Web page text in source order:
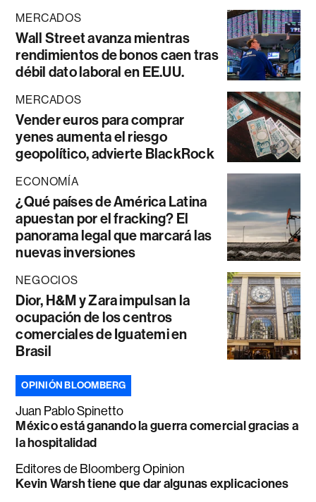
MERCADOS
Wall Street avanza mientras
rendimientos de bonos caen tras
débil dato laboral en EE.UU.
MERCADOS
Vender euros para comprar
yenes aumenta el riesgo
geopolítico, advierte BlackRock
ECONOMÍA
¿Qué países de América Latina
apuestan por el fracking? El
panorama legal que marcará las
nuevas inversiones
NEGOCIOS
Dior, H&M y Zara impulsan la
ocupación de los centros
comerciales de Iguatemi en
Brasil
OPINIÓN BLOOMBERG
Juan Pablo Spinetto
México está ganando la guerra comercial gracias a
la hospitalidad
Editores de Bloomberg Opinion
Kevin Warsh tiene que dar algunas explicaciones